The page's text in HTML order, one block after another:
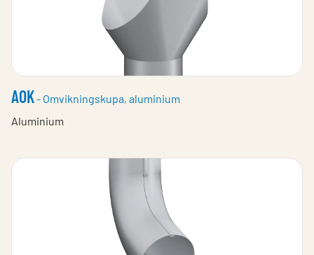
AOK- Omvikningskupa, aluminium
Aluminium